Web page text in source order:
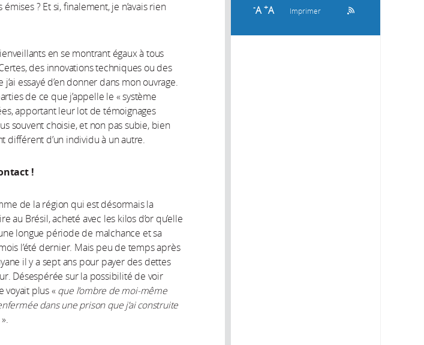
-A +A Imprimer
? Et si, finalement, je n’avais rien
en se montrant égaux à tous
des innovations techniques ou des
essayé d’en donner dans mon ouvrage.
de ce que j’appelle le « système
apportant leur lot de témoignages
souvent choisie, et non pas subie, bien
différent d’un individu à un autre.
!
de la région qui est désormais la
au Brésil, acheté avec les kilos d’or qu’elle
longue période de malchance et sa
l’été dernier. Mais peu de temps après
il y a sept ans pour payer des dettes
Désespérée sur la possibilité de voir
voyait plus « que l’ombre de moi-même
dans une prison que j’ai construite
».